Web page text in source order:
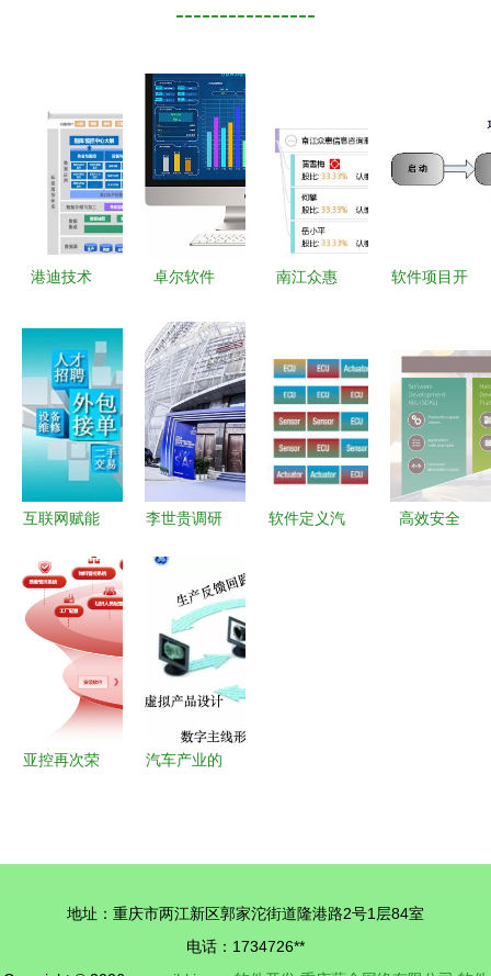
----------------
港迪技术
析工业自动
化层级布
局，重构智
能制造服务
生态
卓尔软件
开发） 赋
能智慧城市
与智慧工厂
的创新引擎
南江众惠
现代服务企
业
软件项目开
务 从需求
到交付的系
统支持
互联网赋能
信息咨询服
务如何重塑
智慧工厂
李世贵调研
宁开发区
科技创新引
领高质量发
展，明星产
纷呈
软件定义汽
高效安全
亚控再次荣
业领先地位
汽车产业的
地址：重庆市两江新区郭家沱街道隆港路2号1层84室
电话：1734726**